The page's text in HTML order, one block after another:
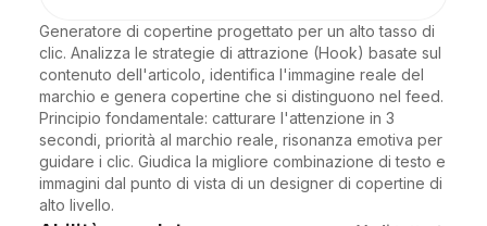
Generatore di copertine progettato per un alto tasso di
clic. Analizza le strategie di attrazione (Hook) basate sul
contenuto dell'articolo, identifica l'immagine reale del
marchio e genera copertine che si distinguono nel feed.
Principio fondamentale: catturare l'attenzione in 3
secondi, priorità al marchio reale, risonanza emotiva per
guidare i clic. Giudica la migliore combinazione di testo e
immagini dal punto di vista di un designer di copertine di
alto livello.